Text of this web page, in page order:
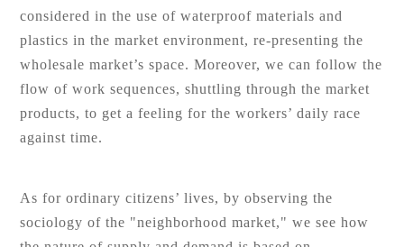
considered in the use of waterproof materials and
plastics in the market environment, re-presenting the
wholesale market’s space. Moreover, we can follow the
flow of work sequences, shuttling through the market
products, to get a feeling for the workers’ daily race
against time.
As for ordinary citizens’ lives, by observing the
sociology of the "neighborhood market," we see how